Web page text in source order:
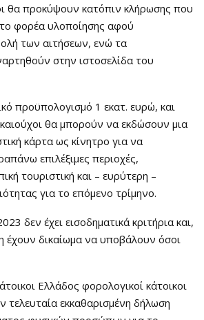
θα προκύψουν κατόπιν κλήρωσης που
φορέα υλοποίησης αφού
των αιτήσεων, ενώ τα
στην ιστοσελίδα του
προϋπολογισμό 1 εκατ. ευρώ, και
θα μπορούν να εκδώσουν μια
κάρτα ως κίνητρο για να
επιλέξιμες περιοχές,
τουριστική και – ευρύτερη –
για το επόμενο τρίμηνο.
δεν έχει εισοδηματικά κριτήρια και,
έχουν δικαίωμα να υποβάλουν όσοι
Ελλάδος φορολογικοί κάτοικοι
τελευταία εκκαθαρισμένη δήλωση